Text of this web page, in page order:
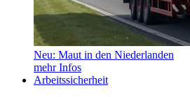
Neu: Maut in den Niederlanden
mehr Infos
Arbeitssicherheit